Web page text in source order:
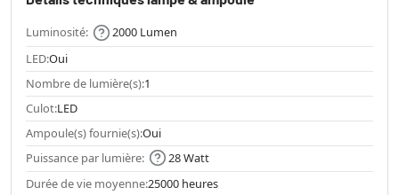
Luminosité:
2000 Lumen
LED:Oui
Nombre de lumière(s):1
Culot:LED
Ampoule(s) fournie(s):Oui
Puissance par lumière:
28 Watt
Durée de vie moyenne:25000 heures